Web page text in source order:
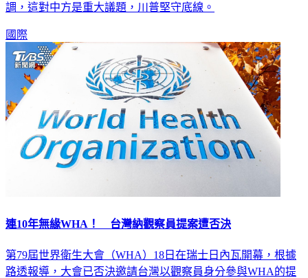
調，這對中方是重大議題，川普堅守底線。
國際
連10年無緣WHA！ 台灣納觀察員提案遭否決
第79屆世界衛生大會（WHA）18日在瑞士日內瓦開幕，根據
路透報導，大會已否決邀請台灣以觀察員身分參與WHA的提